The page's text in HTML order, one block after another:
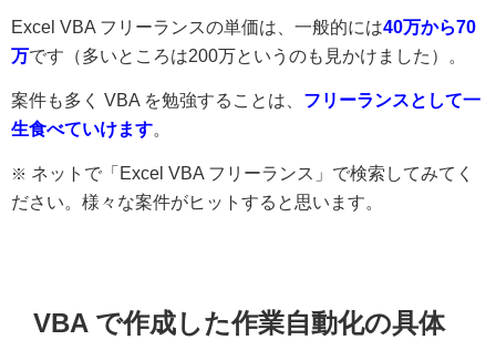
Excel VBA フリーランスの単価は、一般的には40万から70
万です（多いところは200万というのも見かけました）。
案件も多く VBA を勉強することは、 フリーランスとして一
生食べていけます。
※ ネットで「Excel VBA フリーランス」で検索してみてく
ださい。様々な案件がヒットすると思います。
VBA で作成した作業自動化の具体